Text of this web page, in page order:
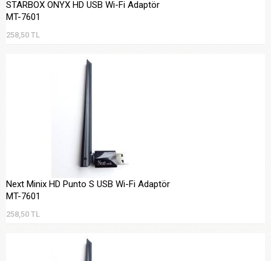
STARBOX ONYX HD USB Wi-Fi Adaptör
MT-7601
258,50 TL
Next Minix HD Punto S USB Wi-Fi Adaptör
MT-7601
258,50 TL